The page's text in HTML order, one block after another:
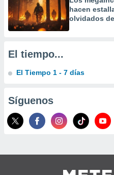
hacen
olvidados
El tiempo...
El Tiempo 1 - 7 días
Síguenos